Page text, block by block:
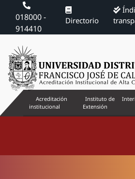
018000 -
914410
Directorio
Acreditación
institucional
Instituto de
Extensión